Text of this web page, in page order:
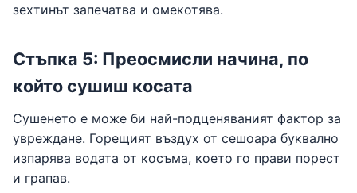
зехтинът запечатва и омекотява.
Стъпка 5: Преосмисли начина, по
който сушиш косата
Сушенето е може би най-подценяваният фактор за
увреждане. Горещият въздух от сешоара буквално
изпарява водата от косъма, което го прави порест
и грапав.